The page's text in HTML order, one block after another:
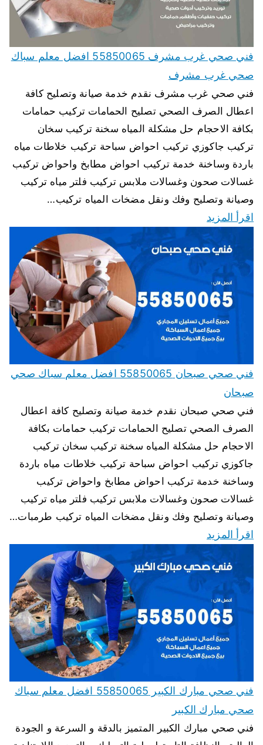
فني صحي غرب مشرف 55850065 افضل معلم سباك
صحي غرب مشرف
فني صحي غرب مشرف نقدم خدمة صيانة وتصليح كافة
اعطال الصرف الصحي تصليح الحمامات تركيب حمامات
بكافة الاحجام حل مشكلة المياه سخنة تركيب سخان
تركيب جاكوزي تركيب احواض سباحة تركيب خلاطات مياه
باردة وساخنة خدمة تركيب احواض مطابخ واحواض تركيب
غسالات صحون وغسالات ملابس تركيب فلتر مياه تركيب
وصيانة وتصليح وفك ونقل مضخات المياه تركيب…
اقرأ المزيد
فني صحي صبحان 55850065 افضل معلم سباك صحي
صبحان
فني صحي صبحان نقدم خدمة صيانة وتصليح كافة اعطال
الصرف الصحي تصليح الحمامات تركيب حمامات بكافة
الاحجام حل مشكلة المياه سخنة تركيب سخان تركيب
جاكوزي تركيب احواض سباحة تركيب خلاطات مياه باردة
وساخنة خدمة تركيب احواض مطابخ واحواض تركيب
غسالات صحون وغسالات ملابس تركيب فلتر مياه تركيب
وصيانة وتصليح وفك ونقل مضخات المياه تركيب طرمبات…
اقرأ المزيد
فني صحي مبارك الكبير 55850065 افضل معلم سباك
صحي مبارك الكبير
فني صحي مبارك الكبير المتميز بالدقة و السرعة و الجودة